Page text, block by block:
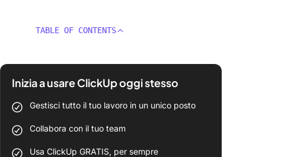
TABLE OF CONTENTS
Inizia a usare ClickUp oggi stesso
Gestisci tutto il tuo lavoro in un unico posto
Collabora con il tuo team
Usa ClickUp GRATIS, per sempre